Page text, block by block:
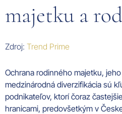
majetku a
Zdroj: Trend Prime
Ochrana rodinného majetku,
medzinárodná diverzifikácia sú
podnikateľov, ktorí čoraz
hranicami, predovšetkým v